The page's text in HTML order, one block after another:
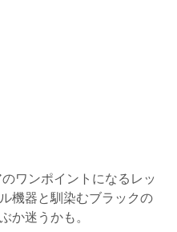
機器と馴染むブラックの
か迷うかも。